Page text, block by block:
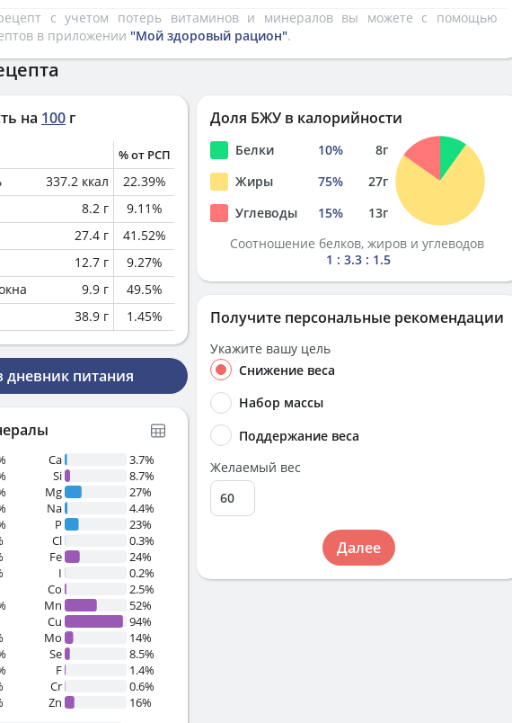
с учетом потерь витаминов и минералов вы можете с помощью
в приложении "Мой здоровый рацион".
на 100 г
% от РСП
337.2 ккал 22.39%
8.2 г 9.11%
27.4 г 41.52%
12.7 г 9.27%
9.9 г 49.5%
38.9 г 1.45%
дневник питания
Ca
3.7%
Si
8.7%
Mg
27%
Na
4.4%
P
23%
Cl
0.3%
Fe
24%
I
0.2%
Co
2.5%
Mn
52%
Cu
94%
Mo
14%
Se
8.5%
F
1.4%
Cr
0.6%
Zn
16%
Доля БЖУ в калорийности
Белки 10% 8г
Жиры
75% 27г
Углеводы
15% 13г
Соотношение белков, жиров и углеводов
1 : 3.3 : 1.5
Получите персональные рекомендации
Укажите вашу цель
Снижение веса
Набор массы
Поддержание веса
Желаемый вес
Далее